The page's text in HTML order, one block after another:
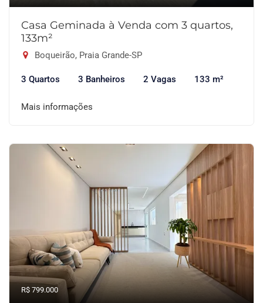
Casa Geminada à Venda com 3 quartos,
133m²
Boqueirão, Praia Grande-SP
3 Quartos 3 Banheiros 2 Vagas 133 m²
Mais informações
R$ 799.000